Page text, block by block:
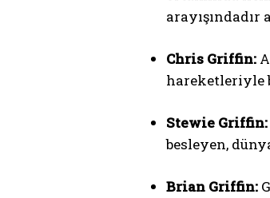
arayışındadır
Chris Griffin:
hareketleriyle
Stewie Griffin:
besleyen,
Brian Griffin: